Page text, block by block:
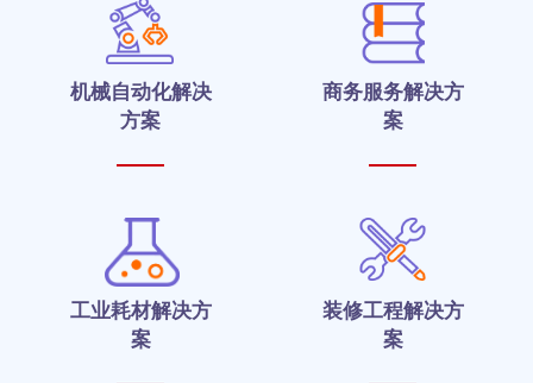
机械自动化解决
方案
商务服务解决方
案
工业耗材解决方
案
装修工程解决方
案